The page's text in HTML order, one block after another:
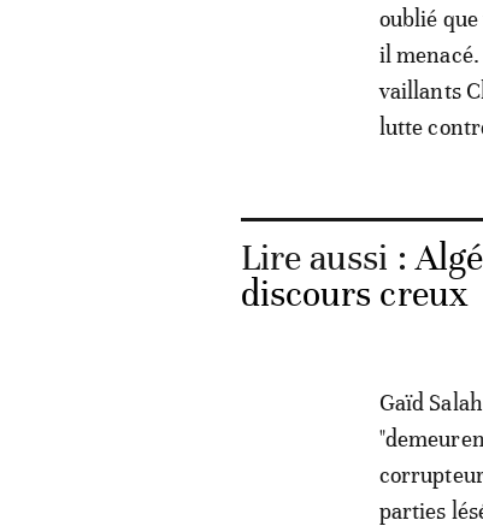
oublié
il
vaillants
lutte
Lire aussi :
discours creux
Gaïd
parties